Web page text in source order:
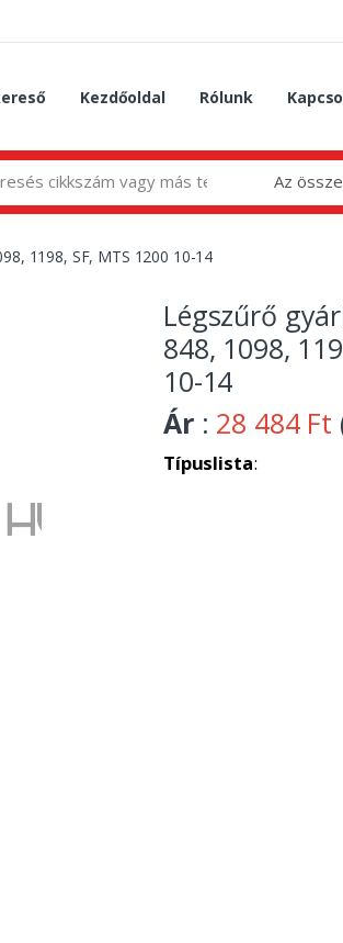
Kezdőoldal Rólunk
Az
1198, SF, MTS 1200 10-14
Légszűrő
848, 1098,
10-14
Ár : 28 484 Ft
Típuslista: